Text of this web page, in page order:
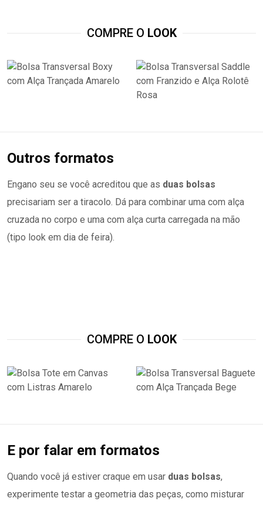
COMPRE O LOOK
Outros formatos
Engano seu se você acreditou que as duas bolsas
precisariam ser a tiracolo. Dá para combinar uma com alça
cruzada no corpo e uma com alça curta carregada na mão
(tipo look em dia de feira).
COMPRE O LOOK
E por falar em formatos
Quando você já estiver craque em usar duas bolsas,
experimente testar a geometria das peças, como misturar